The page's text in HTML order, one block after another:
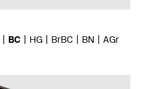
BC HG BrBC BN AGr